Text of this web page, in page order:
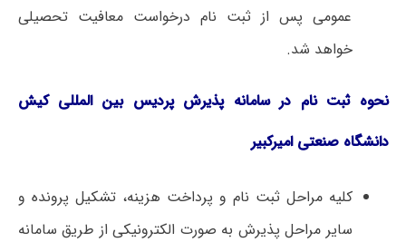
عمومی پس از ثبت­ نام درخواست معافیت تحصیلی
خواهد شد.
نحوه ثبت ­نام در سامانه پذیرش پردیس بین المللی کیش
دانشگاه صنعتی امیرکبیر
کلیه مراحل ثبت­ نام و پرداخت هزینه، تشکیل پرونده و
سایر مراحل پذیرش به صورت الکترونیکی از طریق سامانه